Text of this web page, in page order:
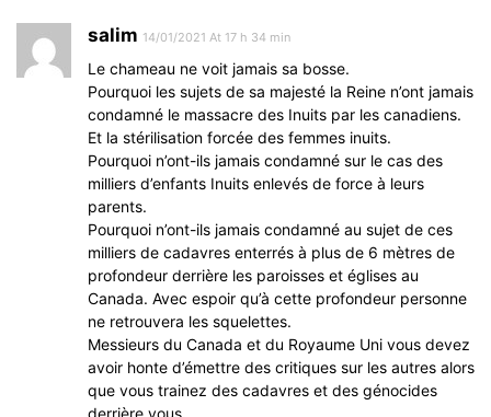
salim 14/01/2021 At 17 h 34 min
Le chameau ne voit jamais sa bosse.
Pourquoi les sujets de sa majesté la Reine n’ont jamais
condamné le massacre des Inuits par les canadiens.
Et la stérilisation forcée des femmes inuits.
Pourquoi n’ont-ils jamais condamné sur le cas des
milliers d’enfants Inuits enlevés de force à leurs
parents.
Pourquoi n’ont-ils jamais condamné au sujet de ces
milliers de cadavres enterrés à plus de 6 mètres de
profondeur derrière les paroisses et églises au
Canada. Avec espoir qu’à cette profondeur personne
ne retrouvera les squelettes.
Messieurs du Canada et du Royaume Uni vous devez
avoir honte d’émettre des critiques sur les autres alors
que vous trainez des cadavres et des génocides
derrière vous.